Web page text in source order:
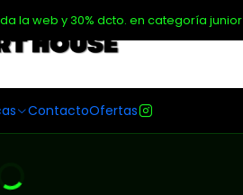
ContactoOfertas
la web y 30% dcto. en categoría junior